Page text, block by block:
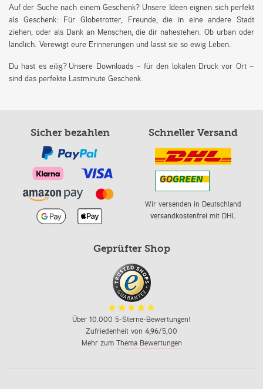
Auf der Suche nach einem Geschenk? Unsere Ideen eignen sich perfekt
als Geschenk: Für Globetrotter, Freunde, die in eine andere Stadt
ziehen, oder als Dank an Menschen, die dir nahestehen. Ob urban oder
ländlich. Verewigt eure Erinnerungen und lasst sie so ewig Leben.
Du hast es eilig? Unsere Downloads – für den lokalen Druck vor Ort –
sind das perfekte Lastminute Geschenk.
Sicher bezahlen Schneller Versand
Wir versenden in Deutschland
versandkostenfreimit DHL
Geprüfter Shop
Über 10.000 5-Sterne-Bewertungen!
Zufriedenheit von 4,96/5,00
Mehr zum Thema Bewertungen